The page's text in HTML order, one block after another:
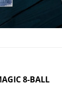
8-BALL